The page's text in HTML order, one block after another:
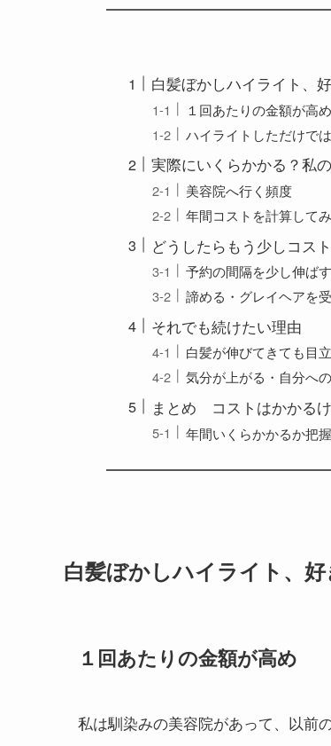
白髪ぼかしハイライト、
１回あたりの金額が高め
ハイライトしただけで
実際にいくらかかる？私
美容院へ行く頻度
年間コストを計算して
どうしたらもう少しコス
予約の間隔を少し伸ばす
諦める・グレイヘアを
それでも続けたい理由
白髪が伸びてきても目
気分が上がる・自分へ
まとめ コストはかかる
年間いくらかかるか把
白髪ぼかしハイライト、
１回あたりの金額が高め
私は馴染みの美容院があって、以前